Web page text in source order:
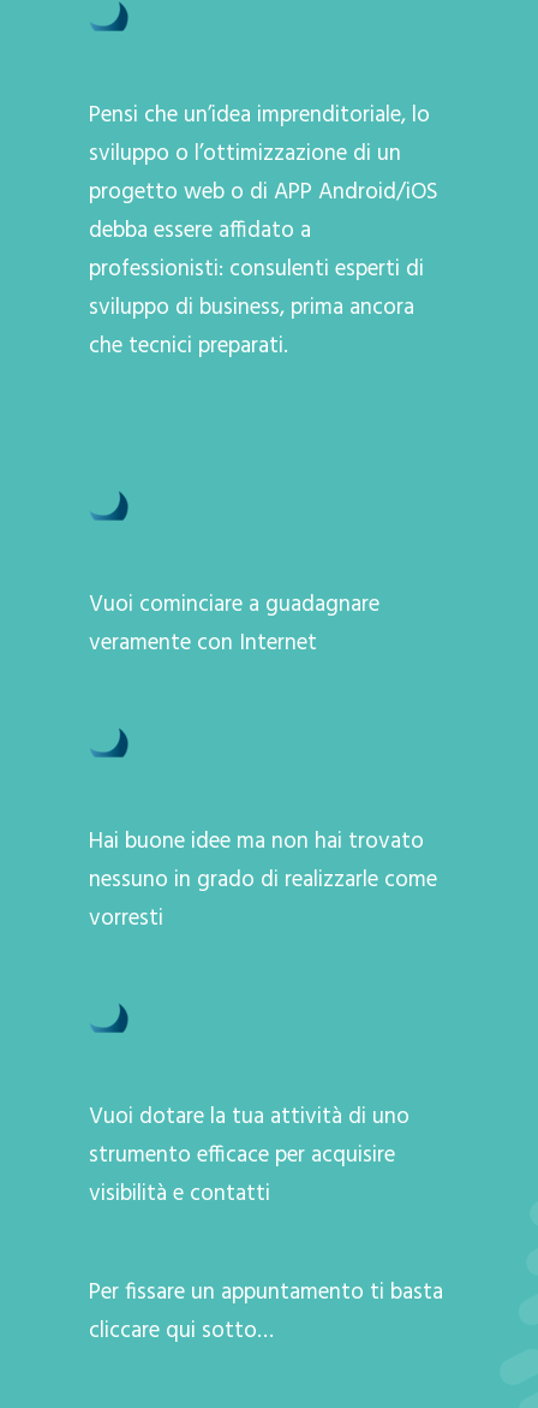
Pensi che un’idea imprenditoriale, lo
sviluppo o l’ottimizzazione di un
progetto web o di APP Android/iOS
debba essere affidato a
professionisti: consulenti esperti di
sviluppo di business, prima ancora
che tecnici preparati.
Vuoi cominciare a guadagnare
veramente con Internet
Hai buone idee ma non hai trovato
nessuno in grado di realizzarle come
vorresti
Vuoi dotare la tua attività di uno
strumento efficace per acquisire
visibilità e contatti
Per fissare un appuntamento ti basta
cliccare qui sotto…